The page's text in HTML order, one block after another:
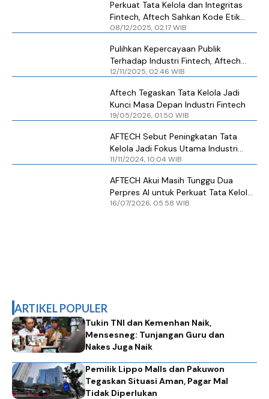
Perkuat Tata Kelola dan Integritas
Fintech, Aftech Sahkan Kode Etik
Terintegrasi 2025
08/12/2025, 02.17 WIB
Pulihkan Kepercayaan Publik
Terhadap Industri Fintech, Aftech
Perkuat Tata Kelola dan Etika
12/11/2025, 02.46 WIB
Aftech Tegaskan Tata Kelola Jadi
Kunci Masa Depan Industri Fintech
19/05/2026, 01.50 WIB
AFTECH Sebut Peningkatan Tata
Kelola Jadi Fokus Utama Industri
Fintech
11/11/2024, 10.04 WIB
AFTECH Akui Masih Tunggu Dua
Perpres AI untuk Perkuat Tata Kelola
Digital
16/07/2026, 05.58 WIB
ARTIKEL POPULER
Tukin TNI dan Kemenhan Naik,
Mensesneg: Tunjangan Guru dan
Nakes Juga Naik
Pemilik Lippo Malls dan Pakuwon
Tegaskan Situasi Aman, Pagar Mal
Tidak Diperlukan